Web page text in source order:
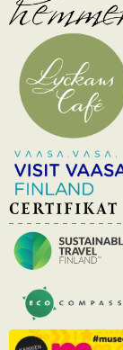
CERTIFIKAT